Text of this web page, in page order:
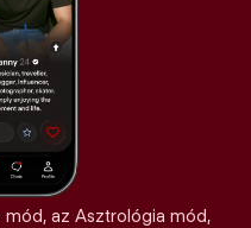
az Asztrológia mód,